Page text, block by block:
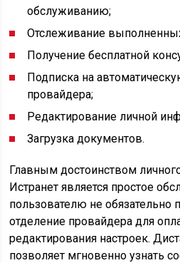
обслуживанию;
Отслеживание
Получение бесплатной
Подписка на
провайдера;
Редактирование личной
Загрузка документов.
Главным достоинством
Истранет является простое
пользователю не обязательно
отделение провайдера для
редактирования настроек.
позволяет мгновенно узнать